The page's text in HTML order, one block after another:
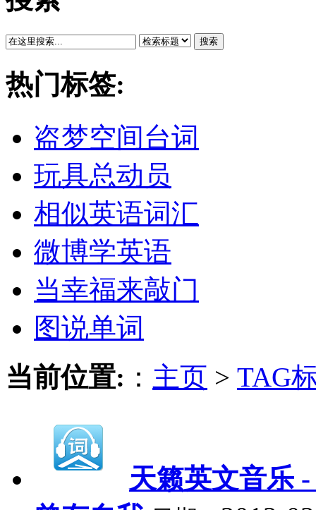
搜索
热门标签:
盗梦空间台词
玩具总动员
相似英语词汇
微博学英语
当幸福来敲门
图说单词
当前位置: ： 主页 > TAG
天籁英文音乐